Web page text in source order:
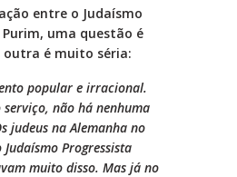
entre o Judaísmo
uma questão é
outra é muito séria:
popular e irracional.
não há nenhuma
judeus na Alemanha no
Judaísmo Progressista
muito disso. Mas já no